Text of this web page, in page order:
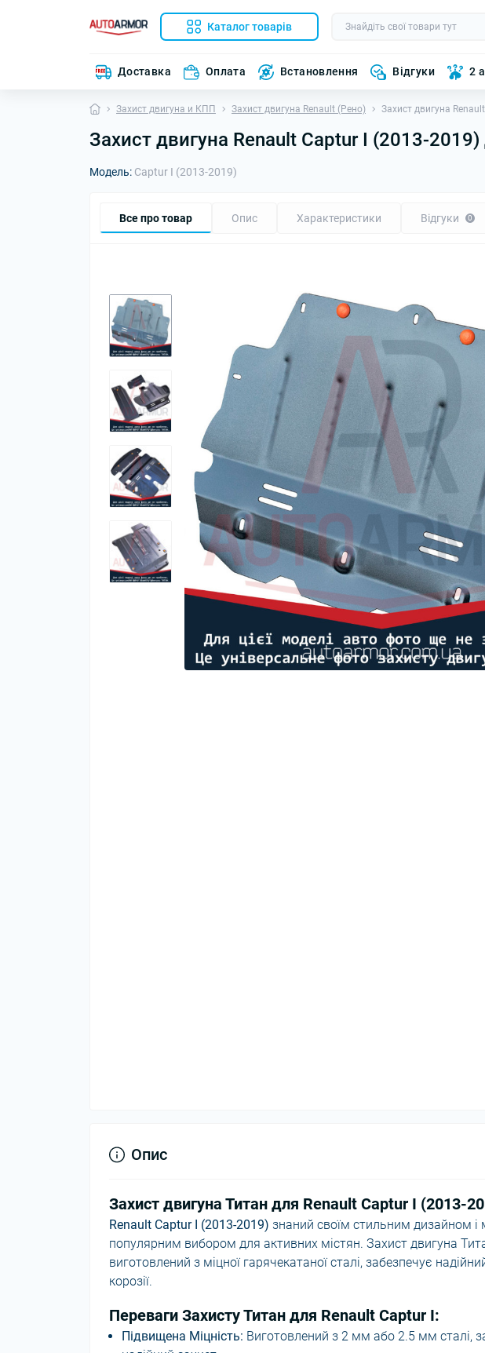
Каталог товарів
Доставка Оплата Встановлення Відгуки 2
Захист двигуна и КПП Захист двигуна Renault (Рено) Захист двигуна
Захист двигуна Renault Captur I (2013-
Модель: Captur I (2013-2019)
Все про товар Опис Характеристики Відгуки 0
Опис
Захист двигуна Титан для Renault Captur I (2013-
Renault Captur I (2013-2019) знаний своїм стильним дизайном і
популярним вибором для активних містян. Захист двигуна
виготовлений з міцної гарячекатаної сталі, забезпечує
корозії.
Переваги Захисту Титан для Renault Captur I:
Підвищена Міцність: Виготовлений з 2 мм або 2.5 мм сталі,